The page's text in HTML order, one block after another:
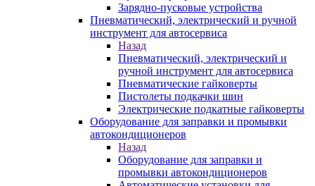
Зарядно-пусковые устройства
Пневматический, электрический и ручной
инструмент для автосервиса
Назад
Пневматический, электрический и
ручной инструмент для автосервиса
Пневматические гайковерты
Пистолеты подкачки шин
Электрические подкатные гайковерты
Оборудование для заправки и промывки
автокондиционеров
Назад
Оборудование для заправки и
промывки автокондиционеров